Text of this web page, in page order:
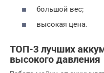
большой вес;
высокая цена.
ТОП-3 лучших
высокого давления